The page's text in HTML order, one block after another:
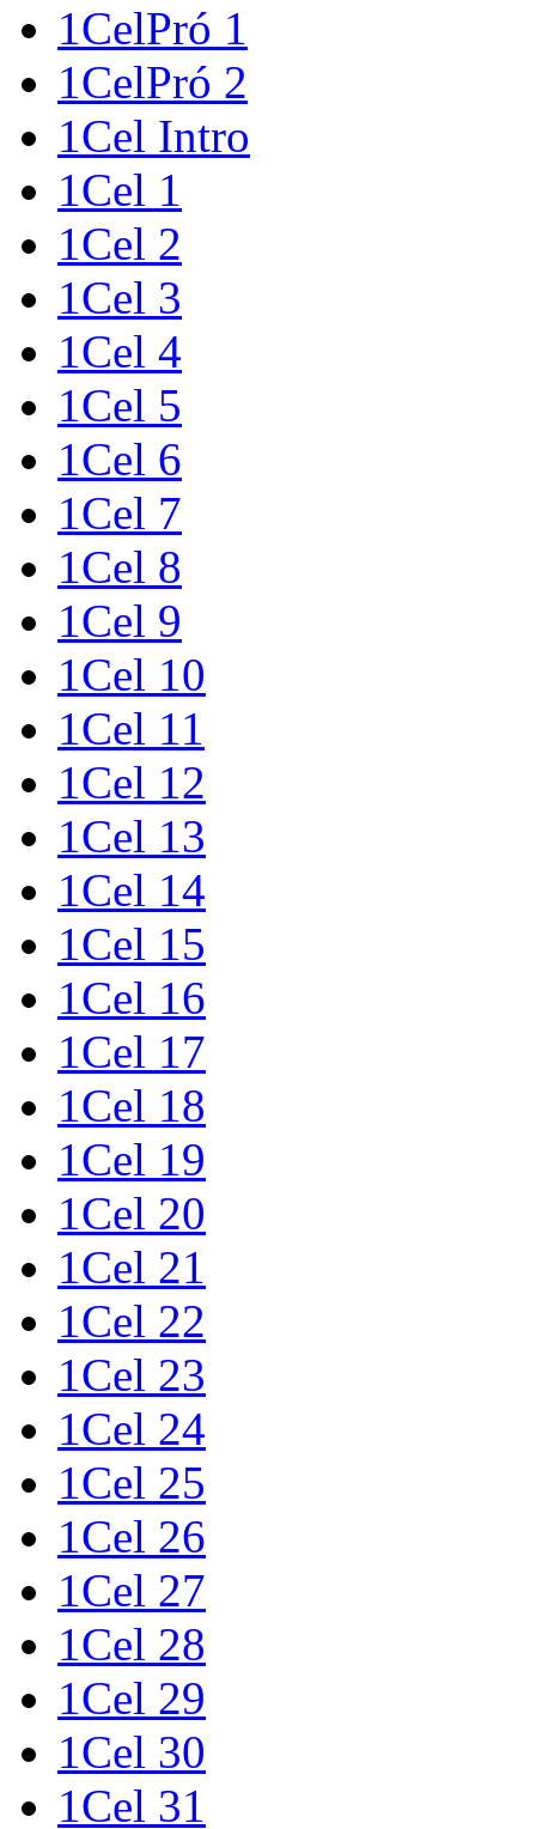
1CelPró 1
1CelPró 2
1Cel Intro
1Cel 1
1Cel 2
1Cel 3
1Cel 4
1Cel 5
1Cel 6
1Cel 7
1Cel 8
1Cel 9
1Cel 10
1Cel 11
1Cel 12
1Cel 13
1Cel 14
1Cel 15
1Cel 16
1Cel 17
1Cel 18
1Cel 19
1Cel 20
1Cel 21
1Cel 22
1Cel 23
1Cel 24
1Cel 25
1Cel 26
1Cel 27
1Cel 28
1Cel 29
1Cel 30
1Cel 31